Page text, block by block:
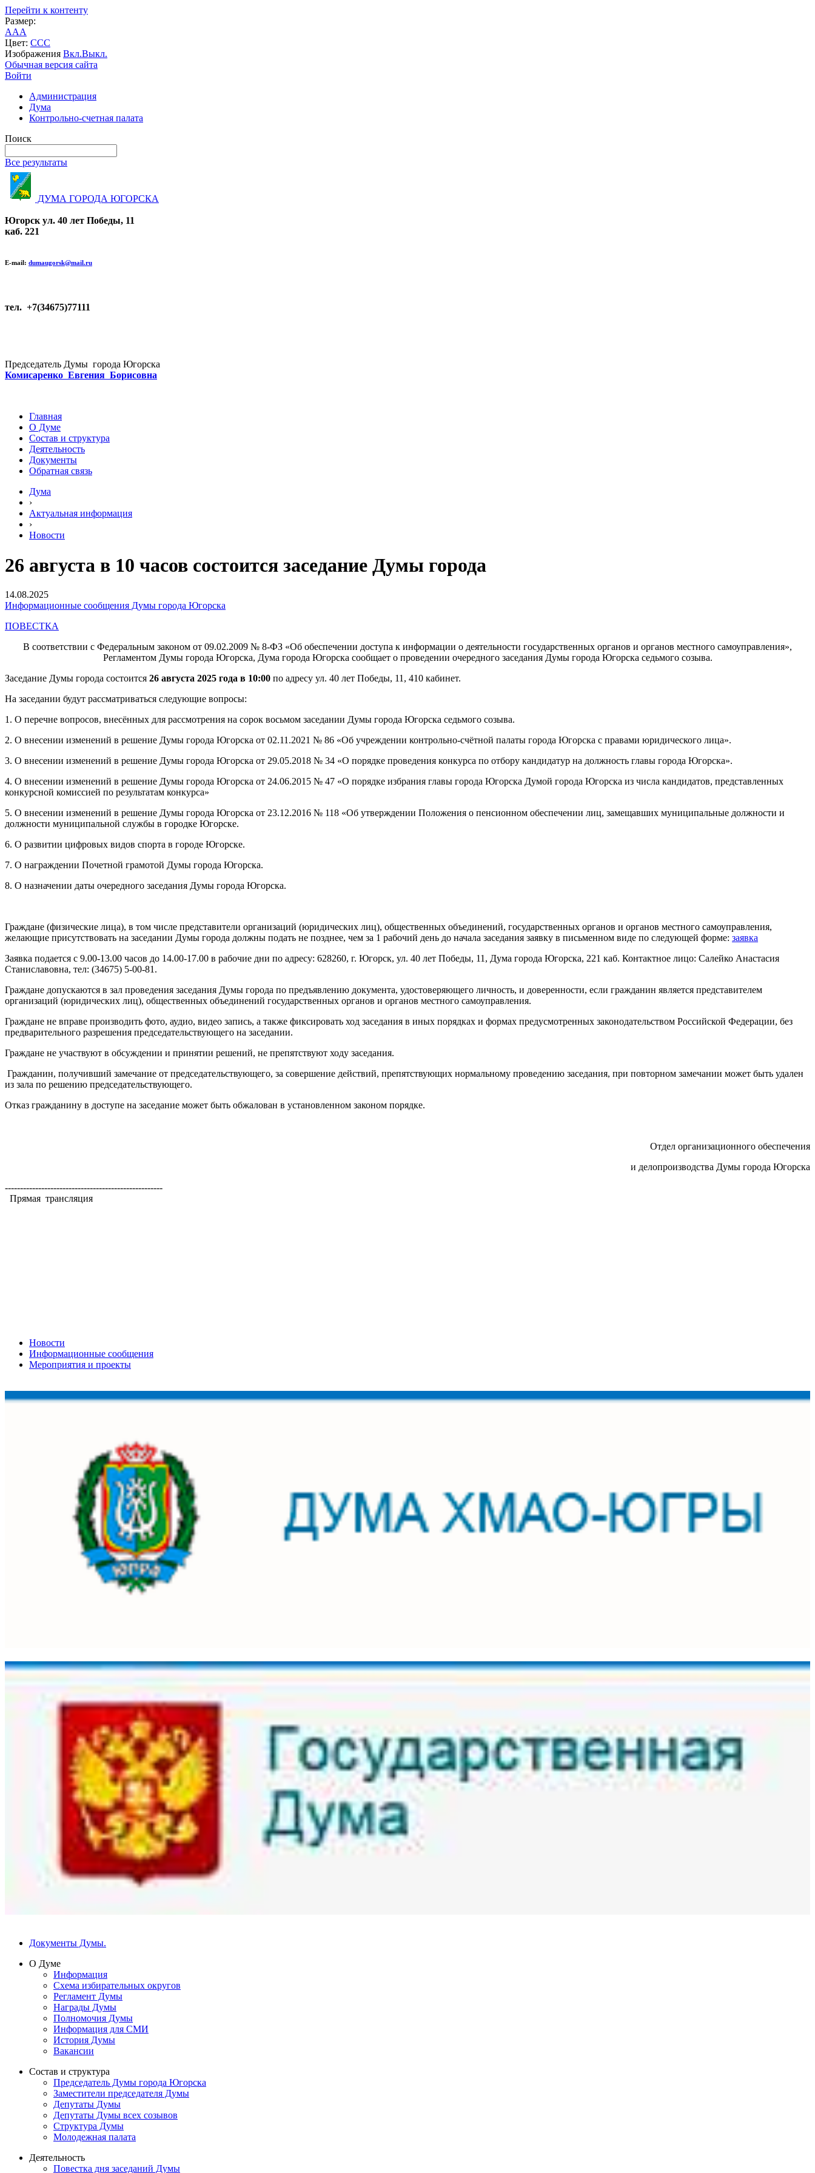
Перейти к контенту
Размер:
AAA
Цвет: CCC
Изображения Вкл.Выкл.
Обычная версия сайта
Войти
Администрация
Дума
Контрольно-счетная палата
Поиск
Все результаты
ДУМА ГОРОДА ЮГОРСКА
Югорск ул. 40 лет Победы, 11
каб. 221
E-mail: dumaugorsk@mail.ru
тел. +7(34675)77111
Председатель Думы города Югорска
Комисаренко Евгения Борисовна
Главная
О Думе
Состав и структура
Деятельность
Документы
Обратная связь
Дума
›
Актуальная информация
›
Новости
26 августа в 10 часов состоится заседание Думы города
14.08.2025
Информационные сообщения Думы города Югорска
ПОВЕСТКА
В соответствии с Федеральным законом от 09.02.2009 № 8-ФЗ «Об обеспечении доступа к информации о деятельности государственных органов и органов местного самоуправления»,
Регламентом Думы города Югорска, Дума города Югорска сообщает о проведении очередного заседания Думы города Югорска седьмого созыва.
Заседание Думы города состоится 26 августа 2025 года в 10:00 по адресу ул. 40 лет Победы, 11, 410 кабинет.
На заседании будут рассматриваться следующие вопросы:
1. О перечне вопросов, внесённых для рассмотрения на сорок восьмом заседании Думы города Югорска седьмого созыва.
2. О внесении изменений в решение Думы города Югорска от 02.11.2021 № 86 «Об учреждении контрольно-счётной палаты города Югорска с правами юридического лица».
3. О внесении изменений в решение Думы города Югорска от 29.05.2018 № 34 «О порядке проведения конкурса по отбору кандидатур на должность главы города Югорска».
4. О внесении изменений в решение Думы города Югорска от 24.06.2015 № 47 «О порядке избрания главы города Югорска Думой города Югорска из числа кандидатов, представленных
конкурсной комиссией по результатам конкурса»
5. О внесении изменений в решение Думы города Югорска от 23.12.2016 № 118 «Об утверждении Положения о пенсионном обеспечении лиц, замещавших муниципальные должности и
должности муниципальной службы в городке Югорске.
6. О развитии цифровых видов спорта в городе Югорске.
7. О награждении Почетной грамотой Думы города Югорска.
8. О назначении даты очередного заседания Думы города Югорска.
Граждане (физические лица), в том числе представители организаций (юридических лиц), общественных объединений, государственных органов и органов местного самоуправления,
желающие присутствовать на заседании Думы города должны подать не позднее, чем за 1 рабочий день до начала заседания заявку в письменном виде по следующей форме: заявка
Заявка подается с 9.00-13.00 часов до 14.00-17.00 в рабочие дни по адресу: 628260, г. Югорск, ул. 40 лет Победы, 11, Дума города Югорска, 221 каб. Контактное лицо: Салейко Анастасия
Станиславовна, тел: (34675) 5-00-81.
Граждане допускаются в зал проведения заседания Думы города по предъявлению документа, удостоверяющего личность, и доверенности, если гражданин является представителем
организаций (юридических лиц), общественных объединений государственных органов и органов местного самоуправления.
Граждане не вправе производить фото, аудио, видео запись, а также фиксировать ход заседания в иных порядках и формах предусмотренных законодательством Российской Федерации, без
предварительного разрешения председательствующего на заседании.
Граждане не участвуют в обсуждении и принятии решений, не препятствуют ходу заседания.
Гражданин, получивший замечание от председательствующего, за совершение действий, препятствующих нормальному проведению заседания, при повторном замечании может быть удален
из зала по решению председательствующего.
Отказ гражданину в доступе на заседание может быть обжалован в установленном законом порядке.
Отдел организационного обеспечения
и делопроизводства Думы города Югорска
----------------------------------------------------
Прямая трансляция
Новости
Информационные сообщения
Мероприятия и проекты
Документы Думы.
О Думе
Информация
Схема избирательных округов
Регламент Думы
Награды Думы
Полномочия Думы
Информация для СМИ
История Думы
Вакансии
Состав и структура
Председатель Думы города Югорска
Заместители председателя Думы
Депутаты Думы
Депутаты Думы всех созывов
Структура Думы
Молодежная палата
Деятельность
Повестка дня заседаний Думы